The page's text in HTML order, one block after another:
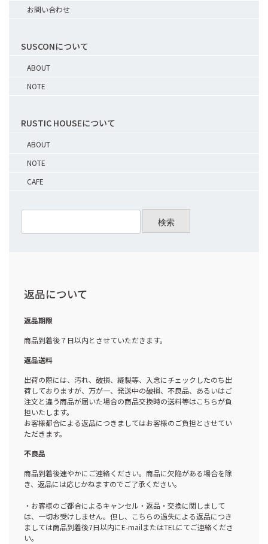
お問い合わせ
SUSCONについて
ABOUT
NOTE
RUSTIC HOUSEについて
ABOUT
NOTE
CAFE
検索
返品について
返品期限
商品到着後７日以内とさせていただきます。
返品送料
出荷の際には、汚れ、破損、縫製等、入念にチェックしたのち出
荷しておりますが、万が一、発送中の破損、不良品、あるいはご
注文と違う商品が届いた場合の商品交換時の送料等はこちらが負
担いたします。
お客様都合による返品につきましてはお客様のご負担とさせてい
ただきます。
不良品
商品到着後速やかにご連絡ください。商品に欠陥がある場合を除
き、返品には応じかねますのでご了承ください。
・お客様のご都合によるキャンセル・返品・交換に関しまして
は、一切お受けしません。但し、こちらの過失による返品につき
ましては商品到着後7日以内にE-mailまたはTELにてご連絡くださ
い。